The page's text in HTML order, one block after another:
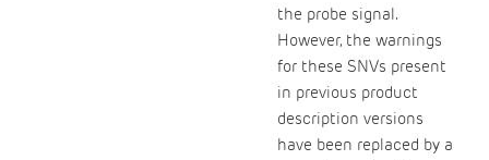
the probe signal.
However, the warnings
for these SNVs present
in previous product
description versions
have been replaced by a